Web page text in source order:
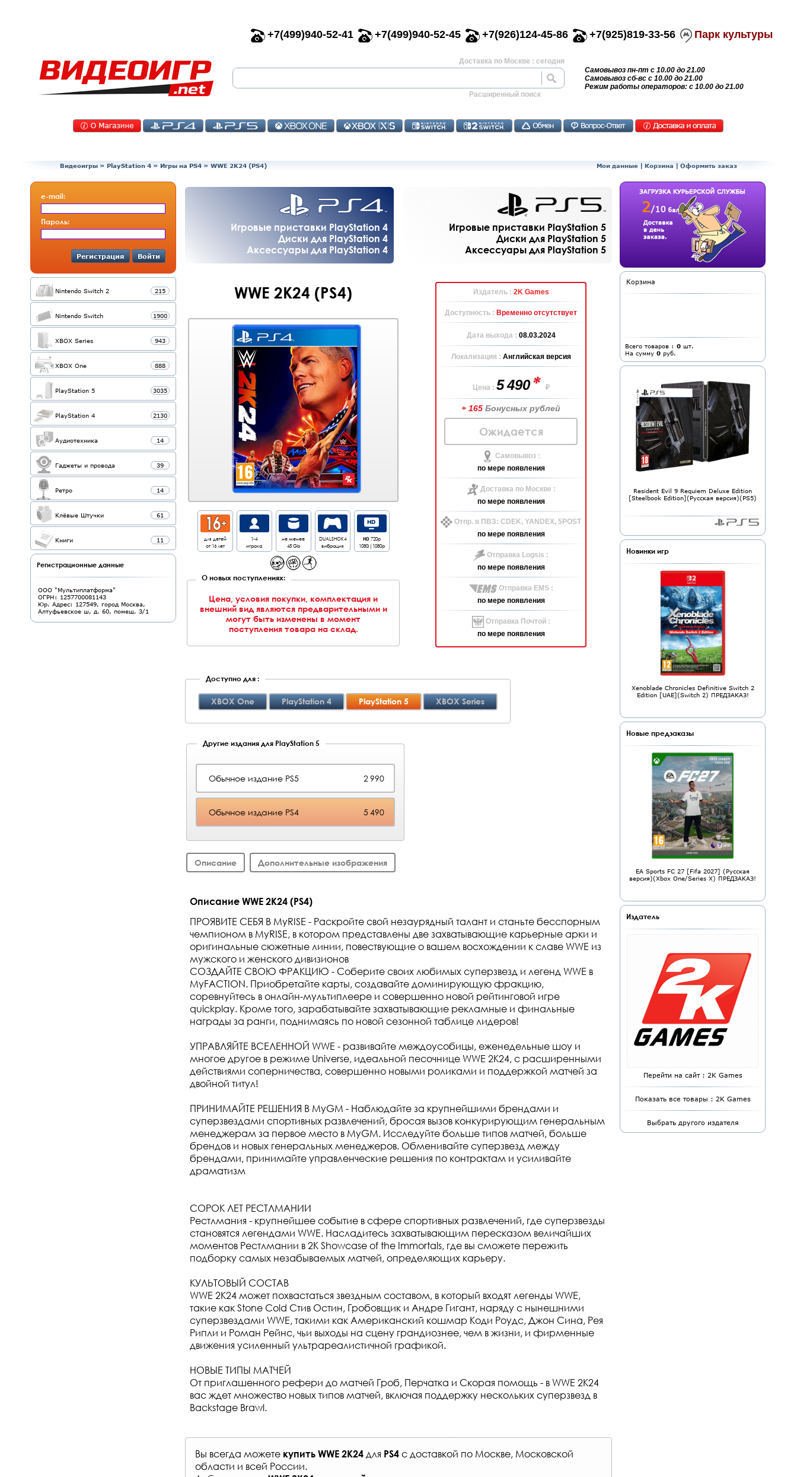
+7(499)940-52-41 +7(499)940-52-45 +7(926)124-45-86 +7(925)819-33-56 Парк культуры
Доставка по Москве : сегодня
Расширенный поиск
Самовывоз пн-пт с 10.00 до 21.00
Самовывоз сб-вс с 10.00 до 21.00
Режим работы операторов: с 10.00 до 21.00
Видеоигры » PlayStation 4 » Игры на PS4 » WWE 2K24 (PS4) Мои данные | Корзина | Оформить заказ
e-mail:
Пароль:
Регистрация Войти
Nintendo Switch 2 215
Nintendo Switch 1900
XBOX Series 943
XBOX One 888
PlayStation 5 3035
PlayStation 4 2130
Аудиотехника 14
Гаджеты и провода 39
Ретро 14
Клёвые Штучки 61
Книги 11
Регистрационные данные
ООО "Мультиплатформа"
ОГРН: 1257700081143
Юр. Адрес: 127549, город Москва,
Алтуфьевское ш, д. 60, помещ. 3/1
Игровые приставки PlayStation 4
Диски для PlayStation 4
Аксессуары для PlayStation 4
Игровые приставки PlayStation 5
Диски для PlayStation 5
Аксессуары для PlayStation 5
WWE 2K24 (PS4)
для детей
от 16 лет
1-4
игрока
не менее
45 Gb
DUALSHOK4
вибрация
HD720p
1080i|1080p
О новых поступлениях:
Цена, условия покупки, комплектация и
внешний вид являются предварительными и
могут быть изменены в момент
поступления товара на склад.
Издатель : 2K Games
Доступность : Временно отсутствует
Дата выхода : 08.03.2024
Локализация : Английская версия
Цена : 5 490* ₽
+ 165 Бонусных рублей
Ожидается
Самовывоз :
по мере появления
Доставка по Москве :
по мере появления
Отпр. в ПВЗ: CDEK, YANDEX, 5POST
по мере появления
Отправка Logsis :
по мере появления
Отправка EMS :
по мере появления
Отправка Почтой :
по мере появления
Доступно для :
XBOX One PlayStation 4 PlayStation 5 XBOX Series
Другие издания для PlayStation 5
Обычное издание PS5 2 990
Обычное издание PS4 5 490
Описание Дополнительные изображения
Описание WWE 2K24 (PS4)
ПРОЯВИТЕ СЕБЯ В MyRISE - Раскройте свой незаурядный талант и станьте бесспорным
чемпионом в MyRISE, в котором представлены две захватывающие карьерные арки и
оригинальные сюжетные линии, повествующие о вашем восхождении к славе WWE из
мужского и женского дивизионов
СОЗДАЙТЕ СВОЮ ФРАКЦИЮ - Соберите своих любимых суперзвезд и легенд WWE в
MyFACTION. Приобретайте карты, создавайте доминирующую фракцию,
соревнуйтесь в онлайн-мультиплеере и совершенно новой рейтинговой игре
quickplay. Кроме того, зарабатывайте захватывающие рекламные и финальные
награды за ранги, поднимаясь по новой сезонной таблице лидеров!
УПРАВЛЯЙТЕ ВСЕЛЕННОЙ WWE - развивайте междоусобицы, еженедельные шоу и
многое другое в режиме Universe, идеальной песочнице WWE 2K24, с расширенными
действиями соперничества, совершенно новыми роликами и поддержкой матчей за
двойной титул!
ПРИНИМАЙТЕ РЕШЕНИЯ В MyGM - Наблюдайте за крупнейшими брендами и
суперзвездами спортивных развлечений, бросая вызов конкурирующим генеральным
менеджерам за первое место в MyGM. Исследуйте больше типов матчей, больше
брендов и новых генеральных менеджеров. Обменивайте суперзвезд между
брендами, принимайте управленческие решения по контрактам и усиливайте
драматизм
СОРОК ЛЕТ РЕСТЛМАНИИ
Рестлмания - крупнейшее событие в сфере спортивных развлечений, где суперзвезды
становятся легендами WWE. Насладитесь захватывающим пересказом величайших
моментов Рестлмании в 2K Showcase of the Immortals, где вы сможете пережить
подборку самых незабываемых матчей, определяющих карьеру.
КУЛЬТОВЫЙ СОСТАВ
WWE 2K24 может похвастаться звездным составом, в который входят легенды WWE,
такие как Stone Cold Стив Остин, Гробовщик и Андре Гигант, наряду с нынешними
суперзвездами WWE, такими как Американский кошмар Коди Роудс, Джон Сина, Рея
Рипли и Роман Рейнс, чьи выходы на сцену грандиознее, чем в жизни, и фирменные
движения усиленный ультрареалистичной графикой.
НОВЫЕ ТИПЫ МАТЧЕЙ
От приглашенного рефери до матчей Гроб, Перчатка и Скорая помощь - в WWE 2K24
вас ждет множество новых типов матчей, включая поддержку нескольких суперзвезд в
Backstage Brawl.
Вы всегда можете купить WWE 2K24 для PS4 с доставкой по Москве, Московской
области и всей России.
Корзина
Всего товаров : 0 шт.
На сумму 0 руб.
Resident Evil 9 Requiem Deluxe Edition
[Steelbook Edition](Русская версия)(PS5)
Новинки игр
Xenoblade Chronicles Definitive Switch 2
Edition [UAE](Switch 2) ПРЕДЗАКАЗ!
Новые предзаказы
EA Sports FC 27 [Fifa 2027] (Русская
версия)(Xbox One/Series X) ПРЕДЗАКАЗ!
Издатель
Перейти на сайт : 2K Games
Показать все товары : 2K Games
Выбрать другого издателя